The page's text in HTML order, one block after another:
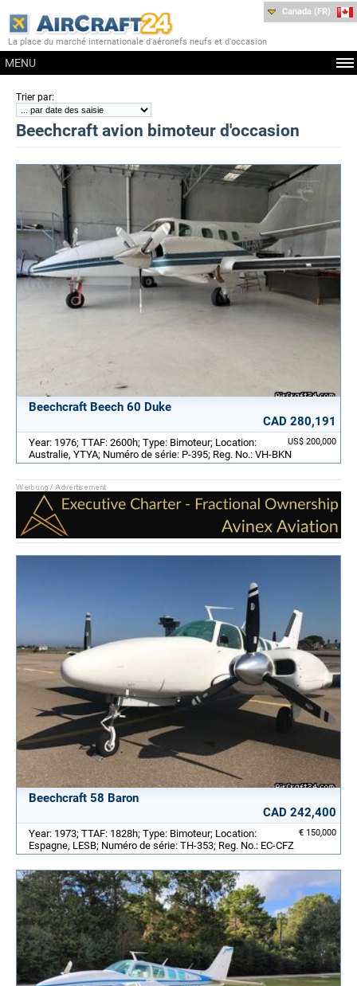
La place du marché internationale d'aéronefs neufs et d'occasion
MENU
Canada (FR)
Trier par:
Beechcraft avion bimoteur d'occasion
Beechcraft Beech 60 Duke
CAD 280,191
US$ 200,000
Year: 1976; TTAF: 2600h; Type: Bimoteur; Location:
Australie, YTYA; Numéro de série: P-395; Reg. No.: VH-BKN
Beechcraft 58 Baron
CAD 242,400
€ 150,000
Year: 1973; TTAF: 1828h; Type: Bimoteur; Location:
Espagne, LESB; Numéro de série: TH-353; Reg. No.: EC-CFZ